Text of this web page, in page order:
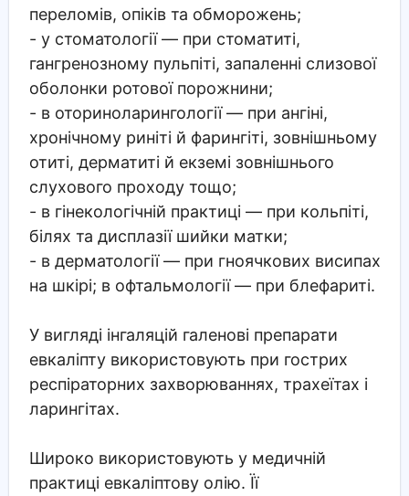
переломів, опіків та обморожень;
- у стоматології — при стоматиті,
гангренозному пульпіті, запаленні слизової
оболонки ротової порожнини;
- в оториноларингології — при ангіні,
хронічному риніті й фарингіті, зовнішньому
отиті, дерматиті й екземі зовнішнього
слухового проходу тощо;
- в гінекологічній практиці — при кольпіті,
білях та дисплазії шийки матки;
- в дерматології — при гноячкових висипах
на шкірі; в офтальмології — при блефариті.
У вигляді інгаляцій галенові препарати
евкаліпту використовують при гострих
респіраторних захворюваннях, трахеїтах і
ларингітах.
Широко використовують у медичній
практиці евкаліптову олію. Її